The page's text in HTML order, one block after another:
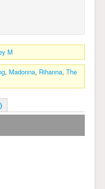
M
, Madonna, Rihanna, The